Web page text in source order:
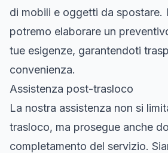
di mobili e oggetti da spostare.
potremo elaborare un
tue esigenze, garantendoti
convenienza.
Assistenza post-trasloco
La nostra assistenza non si
trasloco, ma prosegue anche
completamento del servizio.